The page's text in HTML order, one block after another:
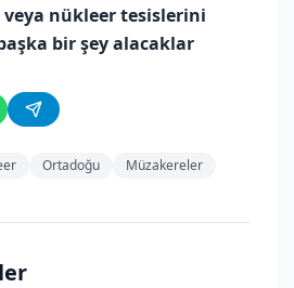
veya nükleer tesislerini
bir şey alacaklar
Ortadoğu Müzakereler